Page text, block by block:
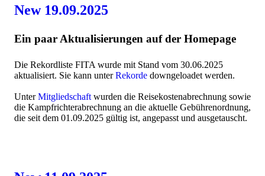
New 19.09.2025
Ein paar Aktualisierungen auf der Homepage
Die Rekordliste FITA wurde mit Stand vom 30.06.2025
aktualisiert. Sie kann unterRekorde downgeloadet werden.
UnterMitgliedschaft wurden die Reisekostenabrechnung sowie
die Kampfrichterabrechnung an die aktuelle Gebührenordnung,
die seit dem 01.09.2025 gültig ist, angepasst und ausgetauscht.